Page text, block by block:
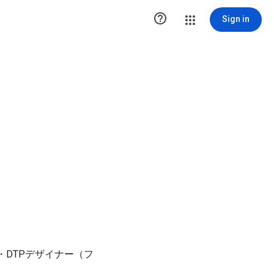
 Sign in
DTPデザイナー（フ